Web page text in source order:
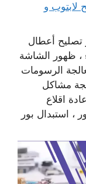
65511033 تصليح لابتوب و
تصليح أعطال
، ظهور الشاشة
الرسومات
مشاكل
اقلاع
، استبدال بور